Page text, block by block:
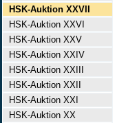
HSK-Auktion XXVII
HSK-Auktion XXVI
HSK-Auktion XXV
HSK-Auktion XXIV
HSK-Auktion XXIII
HSK-Auktion XXII
HSK-Auktion XXI
HSK-Auktion XX